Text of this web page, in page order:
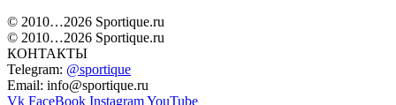
© 2010…2026 Sportique.ru
© 2010…2026 Sportique.ru
КОНТАКТЫ
Telegram: @sportique
Email: info@sportique.ru
Vk FaceBook InstagramYouTube